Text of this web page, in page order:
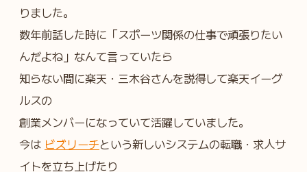
りました。
数年前話した時に「スポーツ関係の仕事で頑張りたい
んだよね」なんて言っていたら
知らない間に楽天・三木谷さんを説得して楽天イーグ
ルスの
創業メンバーになっていて活躍していました。
今は ビズリーチという新しいシステムの転職・求人サ
イトを立ち上げたり